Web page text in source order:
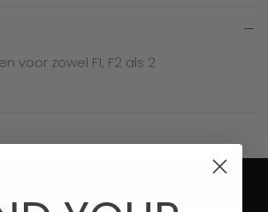
voor zowel F1, F2 als 2